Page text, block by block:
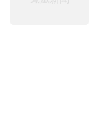
流的态势把握
局的调整和发